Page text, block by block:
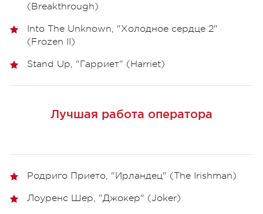
(Breakthrough)
Into The Unknown, "Холодное сердце 2"
(Frozen II)
Stand Up, "Гарриет" (Harriet)
Лучшая работа оператора
Родриго Прието, "Ирландец" (The Irishman)
Лоуренс Шер, "Джокер" (Joker)